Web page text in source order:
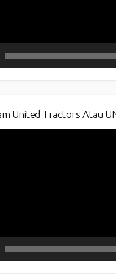
United Tractors Atau